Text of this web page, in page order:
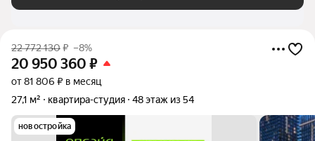
22 772 130₽ –8%
20 950 360 ₽
от 81 806 ₽ в месяц
27,1 м²
квартира-студия 48 этаж из 54
новостройка